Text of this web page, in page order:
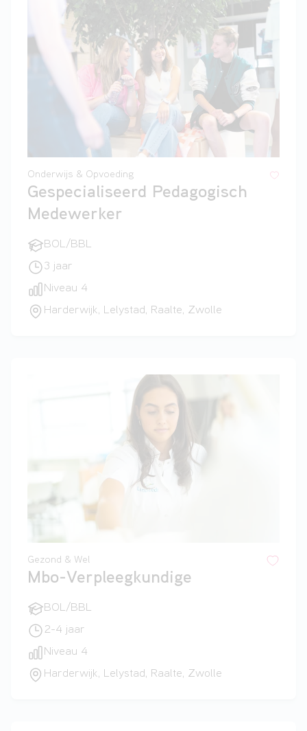
Onderwijs & Opvoeding
Gespecialiseerd Pedagogisch
Medewerker
BOL/BBL
3 jaar
Niveau 4
Harderwijk, Lelystad, Raalte, Zwolle
Gezond & Wel
Mbo-Verpleegkundige
BOL/BBL
2-4 jaar
Niveau 4
Harderwijk, Lelystad, Raalte, Zwolle